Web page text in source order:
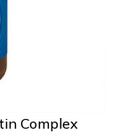
Complex